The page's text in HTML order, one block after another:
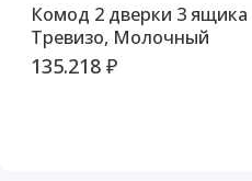
Комод 2 дверки 3 ящика
Тревизо, Молочный
135.218 ₽